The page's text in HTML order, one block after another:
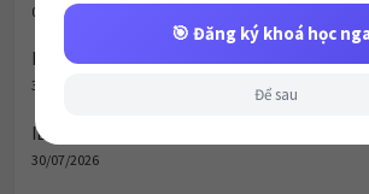
01/08/2026
IELTS Writing Task 1: Imprisonment Statistics
31/07/2026
IELTS Writing Task 1: Canterbury Town Map
30/07/2026
🎯 Đăng ký khoá học
Để sau